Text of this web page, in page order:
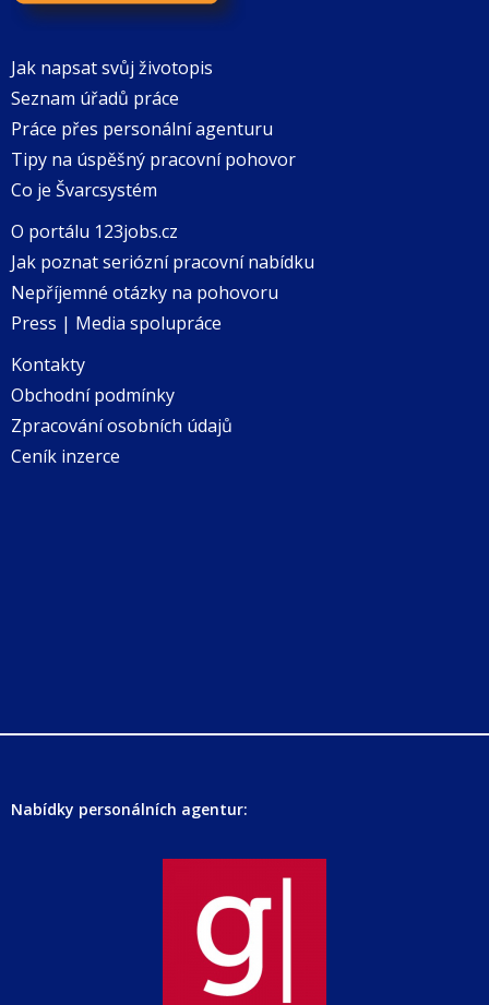
Jak napsat svůj životopis
Seznam úřadů práce
Práce přes personální agenturu
Tipy na úspěšný pracovní pohovor
Co je Švarcsystém
O portálu 123jobs.cz
Jak poznat seriózní pracovní nabídku
Nepříjemné otázky na pohovoru
Press | Media spolupráce
Kontakty
Obchodní podmínky
Zpracování osobních údajů
Ceník inzerce
Nabídky personálních agentur: